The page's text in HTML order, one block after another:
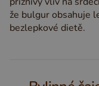
že bulgur obsahuje
bezlepkové dietě.